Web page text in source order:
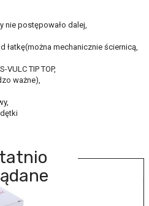
nie postępowało dalej,
mechanicznie ściernicą,
VULC TIP TOP,
ważne),